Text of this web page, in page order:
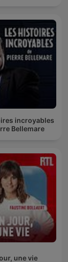
incroyables
Bellemare
une vie